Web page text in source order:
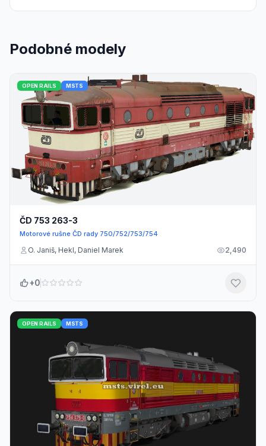
Podobné modely
OPEN RAILS MSTS
ČD 753 263-3
Motorové rušne ČD rady 750/752/753/754
O. Janiš, Hekl, Daniel Marek 2,490
+0
OPEN RAILS MSTS